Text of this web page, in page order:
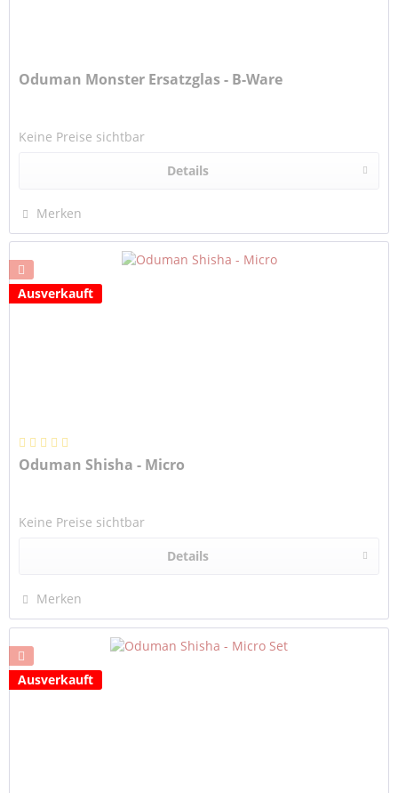
Oduman Monster Ersatzglas - B-Ware
Keine Preise sichtbar
Details
Merken
Ausverkauft
Oduman Shisha - Micro
Keine Preise sichtbar
Details
Merken
Ausverkauft